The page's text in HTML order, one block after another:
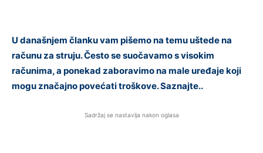
U današnjem članku vam pišemo na temu uštede na
računu za struju. Često se suočavamo s visokim
računima, a ponekad zaboravimo na male uređaje koji
mogu značajno povećati troškove. Saznajte..
Sadržaj se nastavlja nakon oglasa